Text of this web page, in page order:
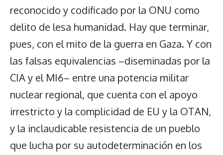
reconocido y codificado por la ONU como
delito de lesa humanidad. Hay que terminar,
pues, con el mito de la guerra en Gaza. Y con
las falsas equivalencias –diseminadas por la
CIA y el MI6– entre una potencia militar
nuclear regional, que cuenta con el apoyo
irrestricto y la complicidad de EU y la OTAN,
y la inclaudicable resistencia de un pueblo
que lucha por su autodeterminación en los